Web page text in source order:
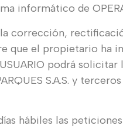
informático de
corrección,
que el propietario ha
podrá solicitar
S.A.S. y
hábiles las